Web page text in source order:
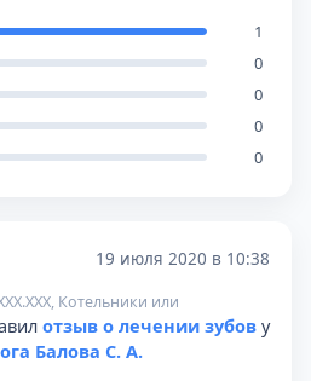
1
0
0
0
0
19 июля 2020 в 10:38
Котельники или
отзыв о лечении зубов у
Балова С. А.